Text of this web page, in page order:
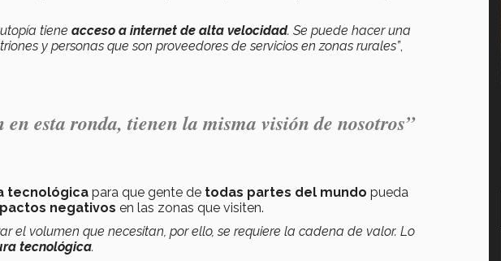
tiene acceso a internet de alta velocidad. Se puede hacer una
y personas que son proveedores de servicios en zonas rurales”,
esta ronda, tienen la misma visión de nosotros”
tecnológica para que gente de todas partes del mundo pueda
negativos en las zonas que visiten.
el volumen que necesitan, por ello, se requiere la cadena de valor. Lo
tecnológica.